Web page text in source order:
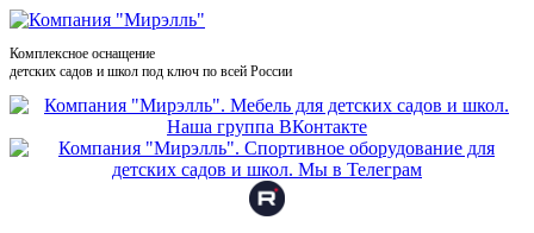
Комплексное оснащение
детских садов и школ под ключ по всей России